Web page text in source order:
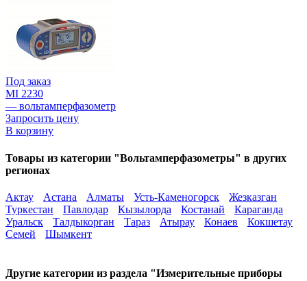
Под заказ
MI 2230
— вольтамперфазометр
Запросить цену
В корзину
Товары из категории "Вольтамперфазометры" в других
регионах
Актау Астана Алматы Усть-Каменогорск
Жезказган
Туркестан
Павлодар Кызылорда Костанай
Караганда
Уральск
Талдыкорган Тараз Атырау Конаев
Кокшетау
Семей
Шымкент
Другие категории из раздела "Измерительные приборы